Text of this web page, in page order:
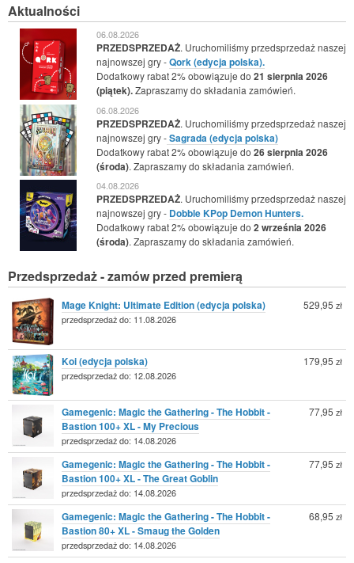
Aktualności
06.08.2026
PRZEDSPRZEDAŻ. Uruchomiliśmy przedsprzedaż naszej
najnowszej gry -Qork (edycja polska).
Dodatkowy rabat 2% obowiązuje do 21 sierpnia 2026
(piątek).Zapraszamy do składania zamówień.
06.08.2026
PRZEDSPRZEDAŻ. Uruchomiliśmy przedsprzedaż naszej
najnowszej gry -Sagrada (edycja polska)
Dodatkowy rabat 2% obowiązuje do 26 sierpnia 2026
(środa). Zapraszamy do składania zamówień.
04.08.2026
PRZEDSPRZEDAŻ. Uruchomiliśmy przedsprzedaż naszej
najnowszej gry - Dobble KPop Demon Hunters.
Dodatkowy rabat 2% obowiązuje do 2 września 2026
(środa). Zapraszamy do składania zamówień.
Przedsprzedaż - zamów przed premierą
Mage Knight: Ultimate Edition (edycja polska)
przedsprzedaż do: 11.08.2026
529,95 zł
Koi (edycja polska)
przedsprzedaż do: 12.08.2026
179,95 zł
Gamegenic: Magic the Gathering - The Hobbit -
Bastion 100+ XL - My Precious
przedsprzedaż do: 14.08.2026
77,95 zł
Gamegenic: Magic the Gathering - The Hobbit -
Bastion 100+ XL - The Great Goblin
przedsprzedaż do: 14.08.2026
77,95 zł
Gamegenic: Magic the Gathering - The Hobbit -
Bastion 80+ XL - Smaug the Golden
przedsprzedaż do: 14.08.2026
68,95 zł